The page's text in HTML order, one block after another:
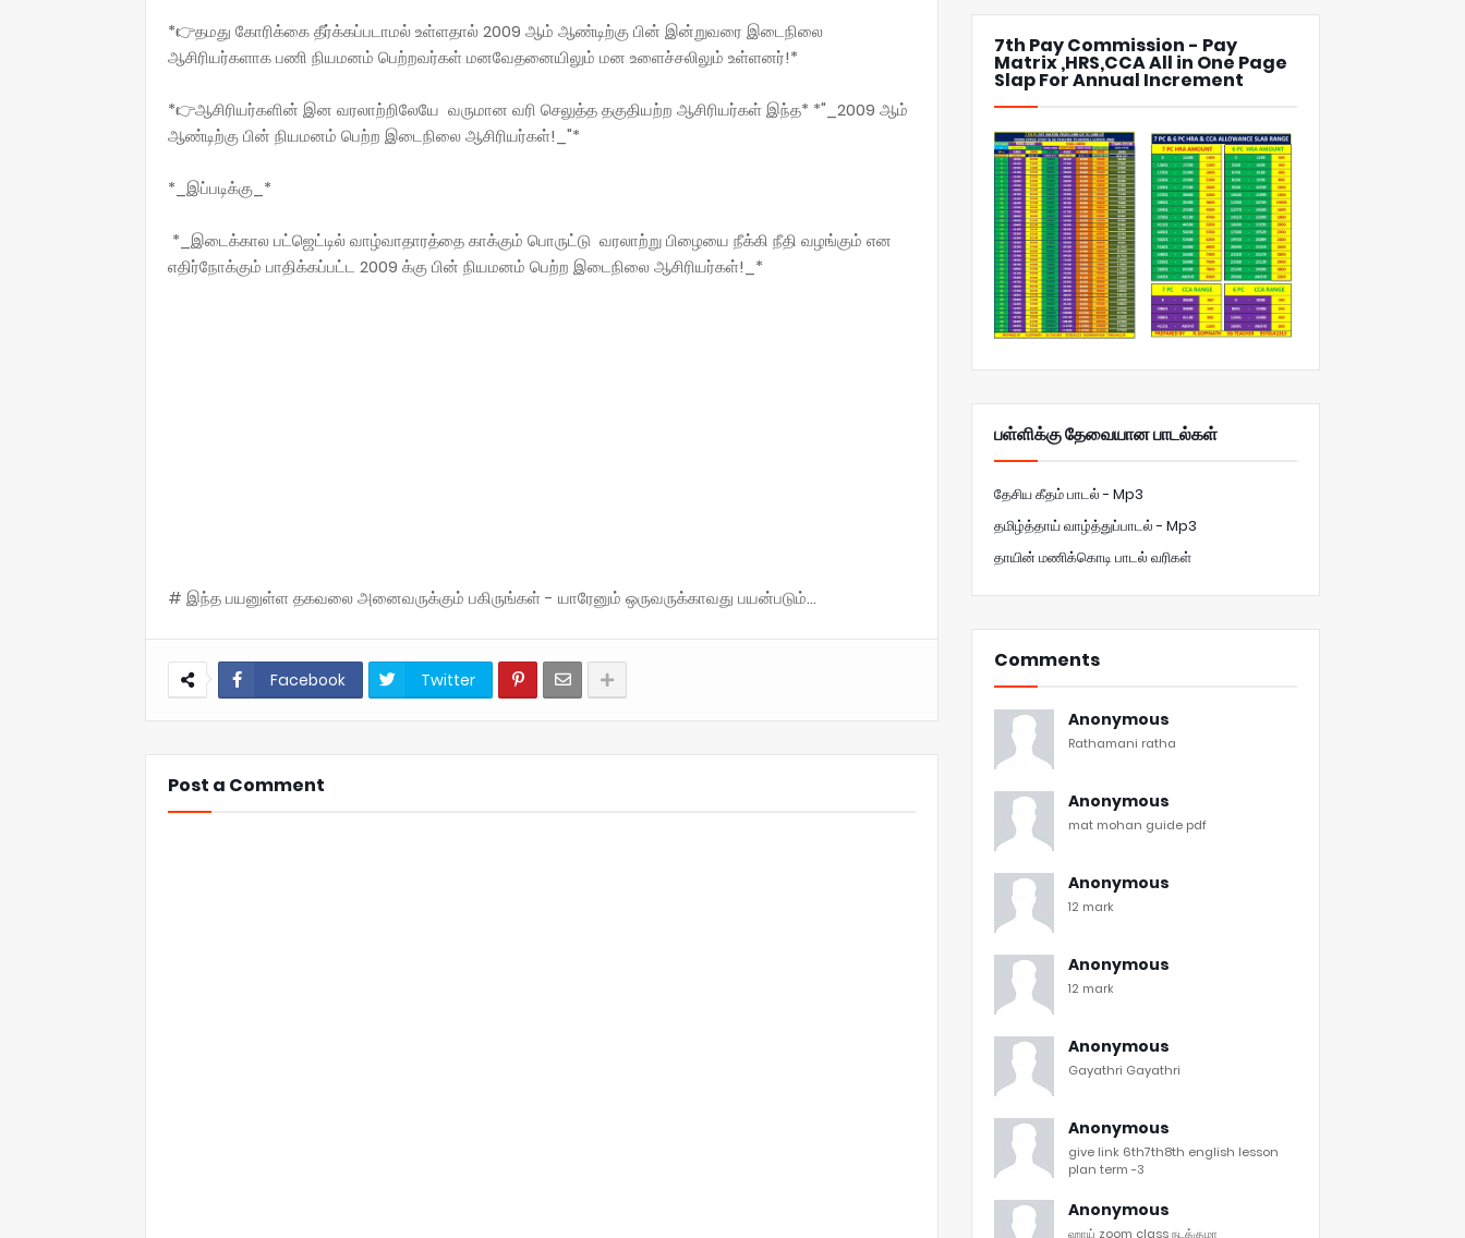
*👉தமது கோரிக்கை தீர்க்கப்படாமல் உள்ளதால் 2009 ஆம் ஆண்டிற்கு பின் இன்றுவரை இடைநிலை
ஆசிரியர்களாக பணி நியமனம் பெற்றவர்கள் மனவேதனையிலும் மன உளைச்சலிலும் உள்ளனர்!*
*👉ஆசிரியர்களின் இன வரலாற்றிலேயே வருமான வரி செலுத்த தகுதியற்ற ஆசிரியர்கள் இந்த* *"_2009 ஆம்
ஆண்டிற்கு பின் நியமனம் பெற்ற இடைநிலை ஆசிரியர்கள்!_"*
*_இப்படிக்கு_*
*_இடைக்கால பட்ஜெட்டில் வாழ்வாதாரத்தை காக்கும் பொருட்டு வரலாற்று பிழையை நீக்கி நீதி வழங்கும் என
எதிர்நோக்கும் பாதிக்கப்பட்ட 2009 க்கு பின் நியமனம் பெற்ற இடைநிலை ஆசிரியர்கள்!_*
# இந்த பயனுள்ள தகவலை அனைவருக்கும் பகிருங்கள் - யாரேனும் ஒருவருக்காவது பயன்படும்...
Facebook Twitter
Post a Comment
7th Pay Commission - Pay
Matrix ,HRS,CCA All in One Page
Slap For Annual Increment
பள்ளிக்கு தேவையான பாடல்கள்
தேசிய கீதம் பாடல் - Mp3
தமிழ்த்தாய் வாழ்த்துப்பாடல் - Mp3
தாயின் மணிக்கொடி பாடல் வரிகள்
Comments
Anonymous
Rathamani ratha
Anonymous
mat mohan guide pdf
Anonymous
12 mark
Anonymous
12 mark
Anonymous
Gayathri Gayathri
Anonymous
give link 6th7th8th english lesson
plan term -3
Anonymous
ஹாய் zoom class நடக்குமா